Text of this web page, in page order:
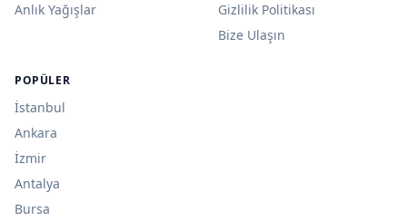
Anlık Yağışlar
Gizlilik Politikası
Bize Ulaşın
POPÜLER
İstanbul
Ankara
İzmir
Antalya
Bursa